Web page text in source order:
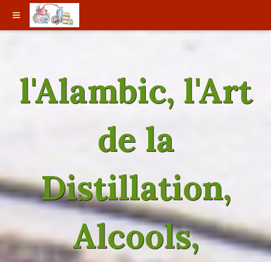
l'Alambic, l'Art
de la
Distillation,
Alcools,